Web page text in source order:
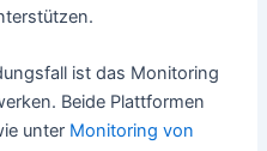
ist das Monitoring
Beide Plattformen
unter Monitoring von